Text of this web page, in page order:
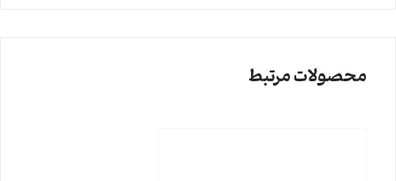
محصولات مرتبط